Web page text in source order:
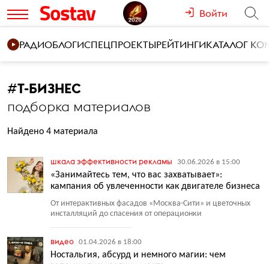
Войти
РАДИОБЛОГИСПЕЦПРОЕКТЫРЕЙТИНГИКАТАЛОГ
#Т-БИЗНЕС
подборка материалов
Найдено 4 материала
шкала эффективности рекламы 30.06.2026 в 15:00
«Занимайтесь тем, что вас захватывает»:
кампания об увлеченности как двигателе бизнеса
От интерактивных фасадов «Москва-Сити» и цветочных
инсталляций до спасения от операционки
видео 01.04.2026 в 18:00
Ностальгия, абсурд и немного магии: чем